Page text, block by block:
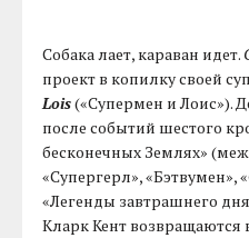
Собака лает, караван идет.
проект в копилку своей
Lois(«Супермен и Лоис»).
после событий шестого
бесконечных Землях»
«Супергерл», «Бэтвумен»,
«Легенды завтрашнего
Кларк Кент возвращаются